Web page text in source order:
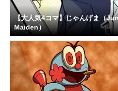
【大人気4コマ】じゃんげま（
Maiden）